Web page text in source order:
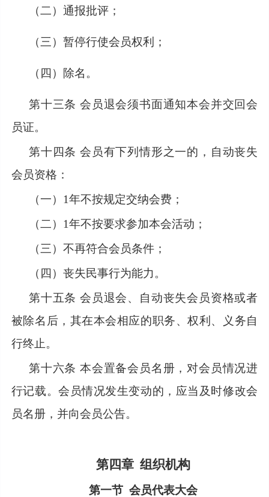
（二）通报批评；
（三）暂停行使会员权利；
（四）除名。
第十三条 会员退会须书面通知本会并交回会
员证。
第十四条 会员有下列情形之一的，自动丧失
会员资格：
（一） 1年不按规定交纳会费；
（二） 1年不按要求参加本会活动；
（三）不再符合会员条件；
（四）丧失民事行为能力。
第十五条 会员退会、自动丧失会员资格或者
被除名后，其在本会相应的职务、权利、义务自
行终止。
第十六条 本会置备会员名册，对会员情况进
行记载。会员情况发生变动的，应当及时修改会
员名册，并向会员公告。
第四章 组织机构
第一节 会员代表大会